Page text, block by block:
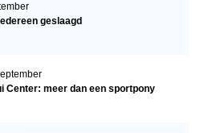
geslaagd
Center: meer dan een sportpony